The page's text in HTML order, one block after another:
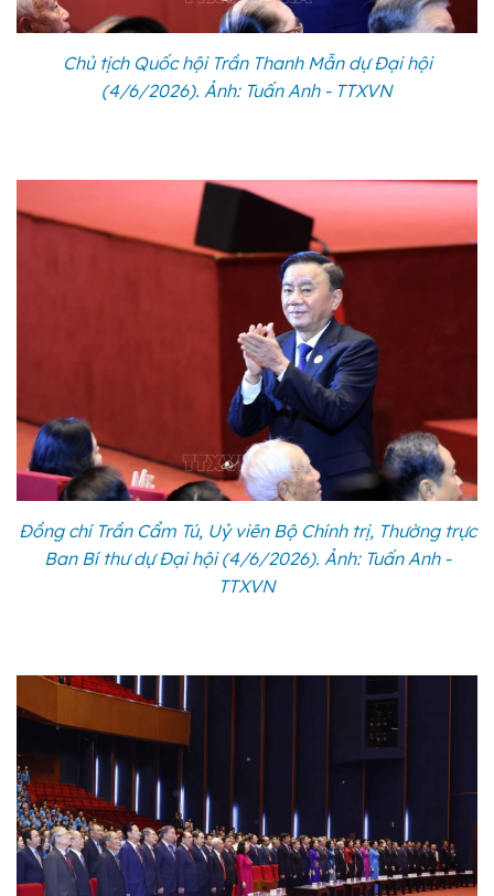
Chủ tịch Quốc hội Trần Thanh Mẫn dự Đại hội
(4/6/2026). Ảnh: Tuấn Anh - TTXVN
Đồng chí Trần Cẩm Tú, Uỷ viên Bộ Chính trị, Thường trực
Ban Bí thư dự Đại hội (4/6/2026). Ảnh: Tuấn Anh -
TTXVN